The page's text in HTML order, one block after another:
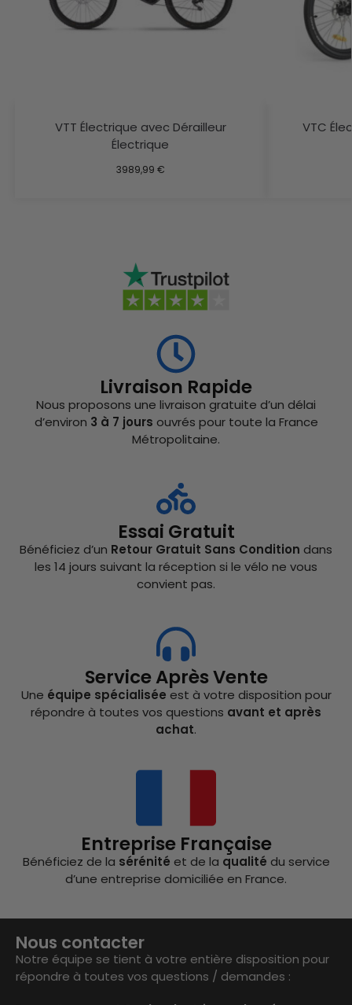
VTT Électrique avec Dérailleur
Électrique
3989,99 €
VTC
Livraison Rapide
Nous proposons une livraison gratuite d’un délai
d’environ 3 à 7 jours ouvrés pour toute la France
Métropolitaine.
Essai Gratuit
Bénéficiez d’un Retour Gratuit Sans Condition dans
les 14 jours suivant la réception si le vélo ne vous
convient pas.
Service Après Vente
Une équipe spécialisée est à votre disposition pour
répondre à toutes vos questions avant et après
achat.
Entreprise Française
Bénéficiez de la sérénité et de la qualité du service
d’une entreprise domiciliée en France.
Nous contacter
Notre équipe se tient à votre entière disposition pour
répondre à toutes vos questions / demandes :